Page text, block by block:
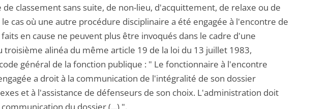
classement sans suite, de non-lieu, d'acquittement, de relaxe ou de
cas où une autre procédure disciplinaire a été engagée à l'encontre de
en cause ne peuvent plus être invoqués dans le cadre d'une
alinéa du même article 19 de la loi du 13 juillet 1983,
général de la fonction publique : " Le fonctionnaire à l'encontre
a droit à la communication de l'intégralité de son dossier
et à l'assistance de défenseurs de son choix. L'administration doit